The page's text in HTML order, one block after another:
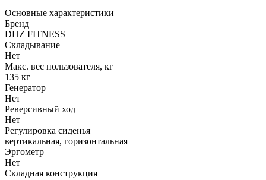
Основные xарактеристики
Бренд
DHZ FITNESS
Складывание
Нет
Макс. вес пользователя, кг
135 кг
Генератор
Нет
Реверсивный ход
Нет
Регулировка сиденья
вертикальная, горизонтальная
Эргометр
Нет
Складная конструкция